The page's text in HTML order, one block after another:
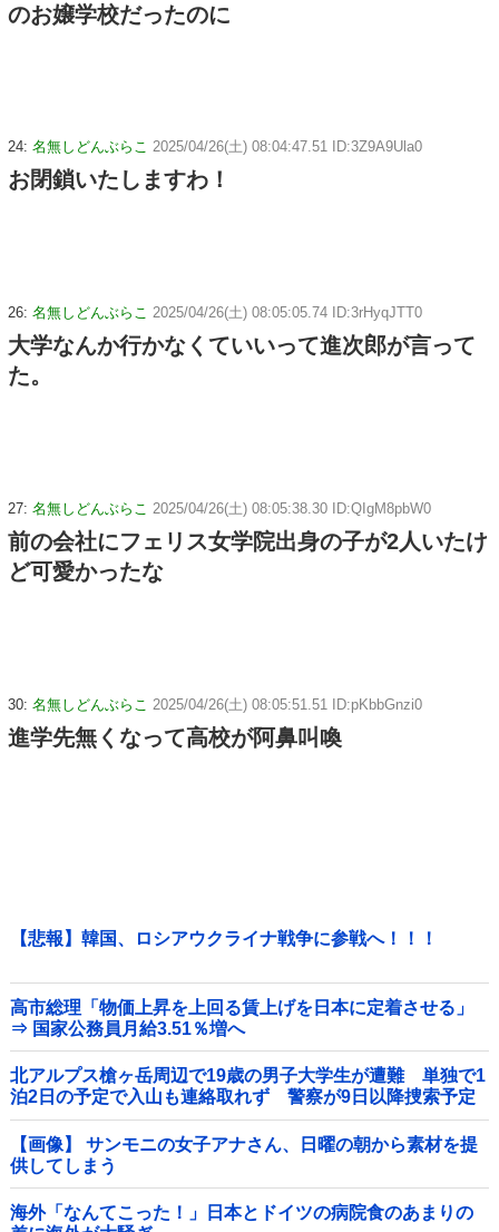
のお嬢学校だったのに
24: 名無しどんぶらこ 2025/04/26(土) 08:04:47.51 ID:3Z9A9Ula0
お閉鎖いたしますわ！
26: 名無しどんぶらこ 2025/04/26(土) 08:05:05.74 ID:3rHyqJTT0
大学なんか行かなくていいって進次郎が言って
た。
27: 名無しどんぶらこ 2025/04/26(土) 08:05:38.30 ID:QIgM8pbW0
前の会社にフェリス女学院出身の子が2人いたけ
ど可愛かったな
30: 名無しどんぶらこ 2025/04/26(土) 08:05:51.51 ID:pKbbGnzi0
進学先無くなって高校が阿鼻叫喚
【悲報】韓国、ロシアウクライナ戦争に参戦へ！！！
高市総理「物価上昇を上回る賃上げを日本に定着させる」
⇒ 国家公務員月給3.51％増へ
北アルプス槍ヶ岳周辺で19歳の男子大学生が遭難 単独で1
泊2日の予定で入山も連絡取れず 警察が9日以降捜索予定
他
【画像】 サンモニの女子アナさん、日曜の朝から素材を提
供してしまう
海外「なんてこった！」日本とドイツの病院食のあまりの